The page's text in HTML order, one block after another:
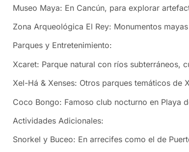
Museo Maya: En Cancún, para explorar
Zona Arqueológica El Rey: Monumentos
Parques y Entretenimiento:
Xcaret: Parque natural con ríos subterráneos,
Xel-Há & Xenses: Otros parques temáticos de
Coco Bongo: Famoso club nocturno en Playa
Actividades Adicionales:
Snorkel y Buceo: En arrecifes como el de